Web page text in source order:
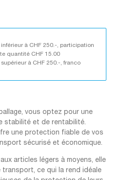
à CHF 250.-, participation
quantité CHF 15.00
à CHF 250.-, franco
vous optez pour une
stabilité et de rentabilité.
une protection fiable de vos
sécurisé et économique.
articles légers à moyens, elle
ce qui la rend idéale